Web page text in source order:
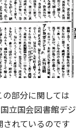
の部分に関しては
立国会図書館デジ
れているのです